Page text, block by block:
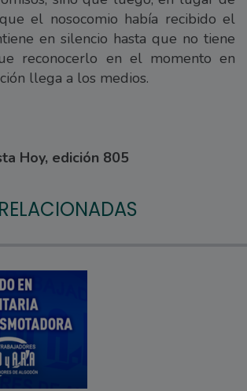
el nosocomio había recibido el
en silencio hasta que no tiene
reconocerlo en el momento en
llega a los medios.
Hoy, edición 805